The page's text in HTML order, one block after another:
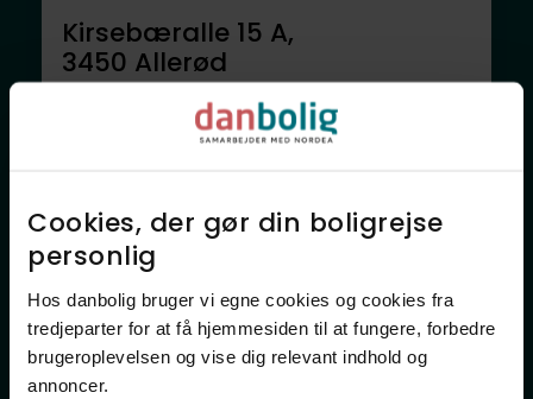
Cookies, der gør din boligrejse
personlig​
Hos danbolig bruger vi egne cookies og cookies fra
tredjeparter for at få hjemmesiden til at fungere, forbedre
brugeroplevelsen og vise dig relevant indhold og
annoncer.​
Kirsebæralle 15 A,
3450 Allerød
125 m²5 rum